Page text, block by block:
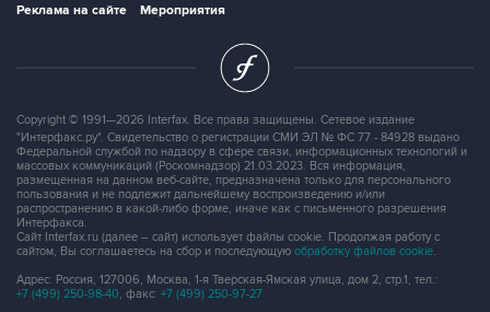
Реклама на сайте
Мероприятия
Copyright © 1991—2026 Interfax. Все права защищены. Сетевое издание
"Интерфакс.ру". Свидетельство о регистрации СМИ ЭЛ № ФС 77 - 84928 выдано
Федеральной службой по надзору в сфере связи, информационных технологий и
массовых коммуникаций (Роскомнадзор) 21.03.2023. Вся информация,
размещенная на данном веб-сайте, предназначена только для персонального
пользования и не подлежит дальнейшему воспроизведению и/или
распространению в какой-либо форме, иначе как с письменного разрешения
Интерфакса.
Сайт Interfax.ru (далее – сайт) использует файлы cookie. Продолжая работу с
сайтом, Вы соглашаетесь на сбор и последующую обработку файлов cookie.
Адрес: Россия, 127006, Москва, 1-я Тверская-Ямская улица, дом 2, стр.1, тел.:
+7 (499) 250-98-40, факс: +7 (499) 250-97-27